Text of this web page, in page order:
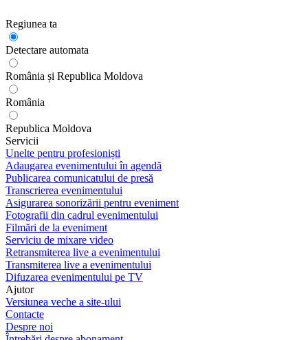
Regiunea ta
Detectare automata
România și Republica Moldova
România
Republica Moldova
Servicii
Unelte pentru profesioniști
Adaugarea evenimentului în agendă
Publicarea comunicatului de presă
Transcrierea evenimentului
Asigurarea sonorizării pentru eveniment
Fotografii din cadrul evenimentului
Filmări de la eveniment
Serviciu de mixare video
Retransmiterea live a evenimentului
Transmiterea live a evenimentului
Difuzarea evenimentului pe TV
Ajutor
Versiunea veche a site-ului
Contacte
Despre noi